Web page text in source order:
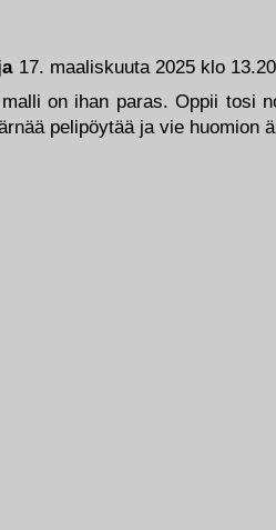
17. maaliskuuta 2025 klo 13.20
on ihan paras. Oppii tosi
pelipöytää ja vie huomion